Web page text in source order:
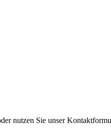
nutzen Sie unser